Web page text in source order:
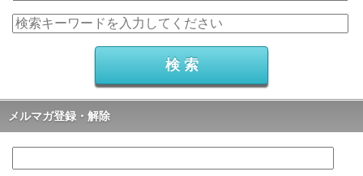
メルマガ登録・解除